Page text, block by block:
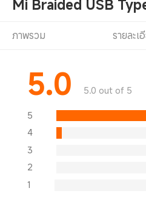
Mi Braided USB
ภาพรวม รายละเ
5.0 5.0 out of 5
5
4
3
2
1